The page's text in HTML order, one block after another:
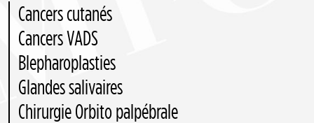
Cancers cutanés
Cancers VADS
Blepharoplasties
Glandes salivaires
Chirurgie Orbito palpébrale